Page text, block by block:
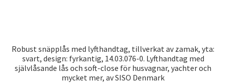
Robust snäpplås med lyfthandtag, tillverkat av zamak, yta:
svart, design: fyrkantig, 14.03.076-0. Lyfthandtag med
självlåsande lås och soft-close för husvagnar, yachter och
mycket mer, av SISO Denmark